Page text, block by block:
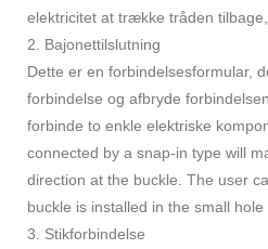
elektricitet at trække tråden
2. Bajonettilslutning
Dette er en forbindelsesformular,
forbindelse og afbryde
forbinde to enkle elektriske
connected by a snap-in type will
direction at the buckle. The user
buckle is installed in the small
3. Stikforbindelse